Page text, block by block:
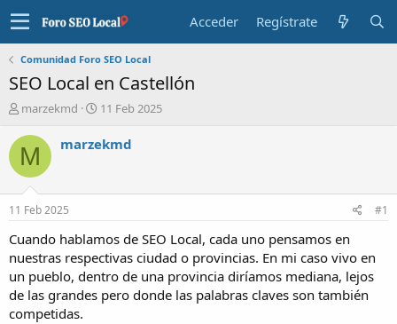
Acceder Regístrate
Comunidad Foro SEO Local
SEO Local en Castellón
I
i
c
i
d
o
r
e
l
t
e
marzekmd
F
c
n
c
i
o
11 Feb 2025
M marzekmd
11 Feb 2025 #1
Cuando hablamos de SEO Local, cada uno pensamos en
nuestras respectivas ciudad o provincias. En mi caso vivo en
un pueblo, dentro de una provincia diríamos mediana, lejos
de las grandes pero donde las palabras claves son también
competidas.